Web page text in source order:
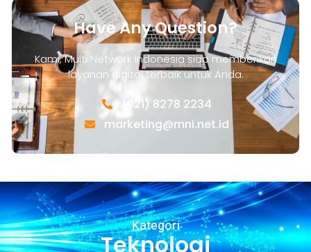
Have Any Question?
Kami, Multi Network Indonesia siap memberikan
layanan digital terbaik untuk Anda.
(021) 8278 2234
marketing@mni.net.id
Kategori
Teknologi